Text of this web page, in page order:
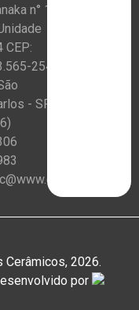
n° 1
CEP:
254
- SP
Cerâmicos, 2026.
por